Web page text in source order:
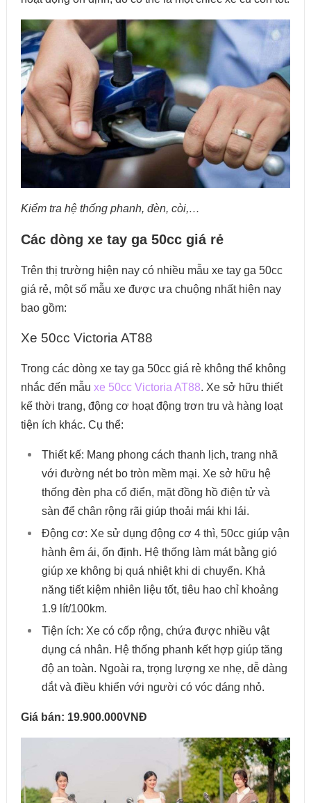
Kiểm tra hệ thống phanh, đèn, còi,…
Các dòng xe tay ga 50cc giá rẻ
Trên thị trường hiện nay có nhiều mẫu xe tay ga 50cc
giá rẻ, một số mẫu xe được ưa chuộng nhất hiện nay
bao gồm:
Xe 50cc Victoria AT88
Trong các dòng xe tay ga 50cc giá rẻ không thể không
nhắc đến mẫu xe 50cc Victoria AT88. Xe sở hữu thiết
kế thời trang, động cơ hoạt động trơn tru và hàng loạt
tiện ích khác. Cụ thể:
Thiết kế: Mang phong cách thanh lịch, trang nhã
với đường nét bo tròn mềm mại. Xe sở hữu hệ
thống đèn pha cổ điển, mặt đồng hồ điện tử và
sàn để chân rộng rãi giúp thoải mái khi lái.
Động cơ: Xe sử dụng động cơ 4 thì, 50cc giúp vận
hành êm ái, ổn định. Hệ thống làm mát bằng gió
giúp xe không bị quá nhiệt khi di chuyển. Khả
năng tiết kiệm nhiên liệu tốt, tiêu hao chỉ khoảng
1.9 lít/100km.
Tiện ích: Xe có cốp rộng, chứa được nhiều vật
dụng cá nhân. Hệ thống phanh kết hợp giúp tăng
độ an toàn. Ngoài ra, trọng lượng xe nhẹ, dễ dàng
dắt và điều khiển với người có vóc dáng nhỏ.
Giá bán: 19.900.000VNĐ